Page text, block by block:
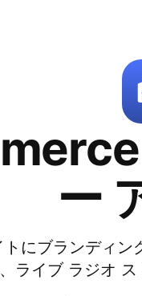
ー
にブランディン
ライブ ラジオ